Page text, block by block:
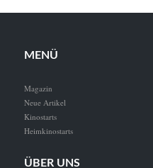
MENÜ
Magazin
Neue Artikel
Kinostarts
Heimkinostarts
ÜBER UNS